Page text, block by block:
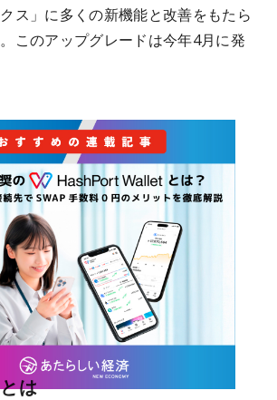
ス」に多くの新機能と改善をもたら
このアップグレードは今年4月に発
は